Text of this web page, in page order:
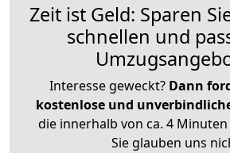
Zeit ist Geld: Sparen
schnellen und
Interesse geweckt? Dann
kostenlose und
die innerhalb von ca. 4
Sie glauben uns